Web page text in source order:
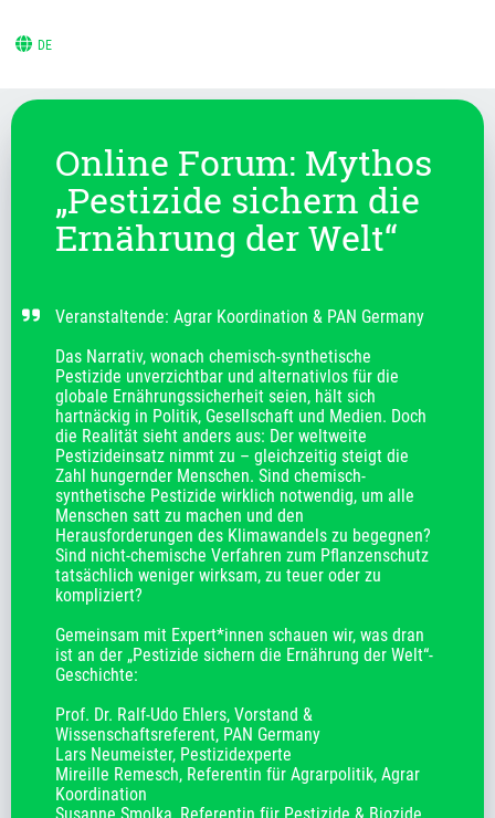
DE
Online Forum: Mythos
„Pestizide sichern die
Ernährung der Welt“
Veranstaltende: Agrar Koordination & PAN Germany
Das Narrativ, wonach chemisch-synthetische
Pestizide unverzichtbar und alternativlos für die
globale Ernährungssicherheit seien, hält sich
hartnäckig in Politik, Gesellschaft und Medien. Doch
die Realität sieht anders aus: Der weltweite
Pestizideinsatz nimmt zu – gleichzeitig steigt die
Zahl hungernder Menschen. Sind chemisch-
synthetische Pestizide wirklich notwendig, um alle
Menschen satt zu machen und den
Herausforderungen des Klimawandels zu begegnen?
Sind nicht-chemische Verfahren zum Pflanzenschutz
tatsächlich weniger wirksam, zu teuer oder zu
kompliziert?
Gemeinsam mit Expert*innen schauen wir, was dran
ist an der „Pestizide sichern die Ernährung der Welt“-
Geschichte:
Prof. Dr. Ralf-Udo Ehlers, Vorstand &
Wissenschaftsreferent, PAN Germany
Lars Neumeister, Pestizidexperte
Mireille Remesch, Referentin für Agrarpolitik, Agrar
Koordination